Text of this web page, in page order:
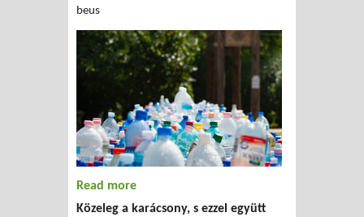
beus
Read more
pedagógusoknak a HuMuSztól
Közeleg a karácsony, s ezzel együtt